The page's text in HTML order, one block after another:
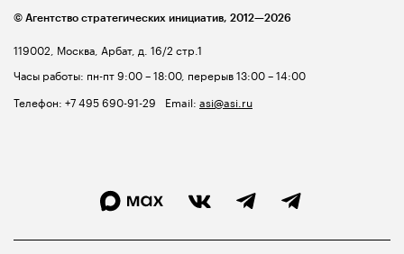
119002, Москва, Арбат, д. 16/2 стр.1
Часы работы: пн-пт 9:00 – 18:00, перерыв 13:00 – 14:00
Телефон: +7 495 690-91-29 Email: asi@asi.ru
© Агентство стратегических инициатив, 2012—2026